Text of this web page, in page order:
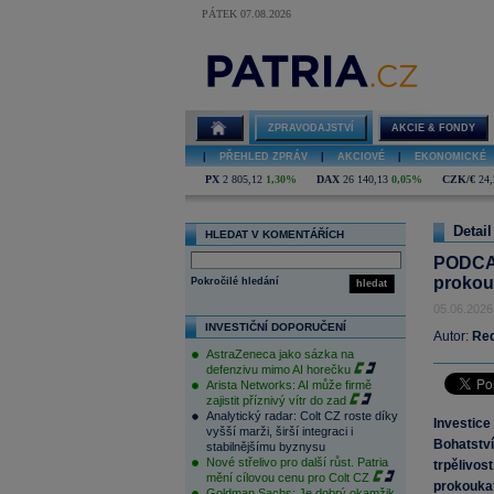
PÁTEK 07.08.2026
Bohatství: K
obrazům se
člověk musí
prokoukat. Jak
investovat do
umění a
ZPRAVODAJSTVÍ AKCIE & FONDY
PŘEHLED ZPRÁV AKCIOVÉ EKONOMICKÉ
PX 2 805,12 1,30% DAX 26 140,13 0,05% CZK/€
HLEDAT V KOMENTÁŘÍCH
hledat
Pokročilé hledání
INVESTIČNÍ DOPORUČENÍ
AstraZeneca jako sázka na
defenzivu mimo AI horečku
Arista Networks: AI může firmě
zajistit příznivý vítr do zad
Analytický radar: Colt CZ roste díky
vyšší marži, širší integraci i
stabilnějšímu byznysu
Nové střelivo pro další růst. Patria
mění cílovou cenu pro Colt CZ
05.06.2026
Autor: